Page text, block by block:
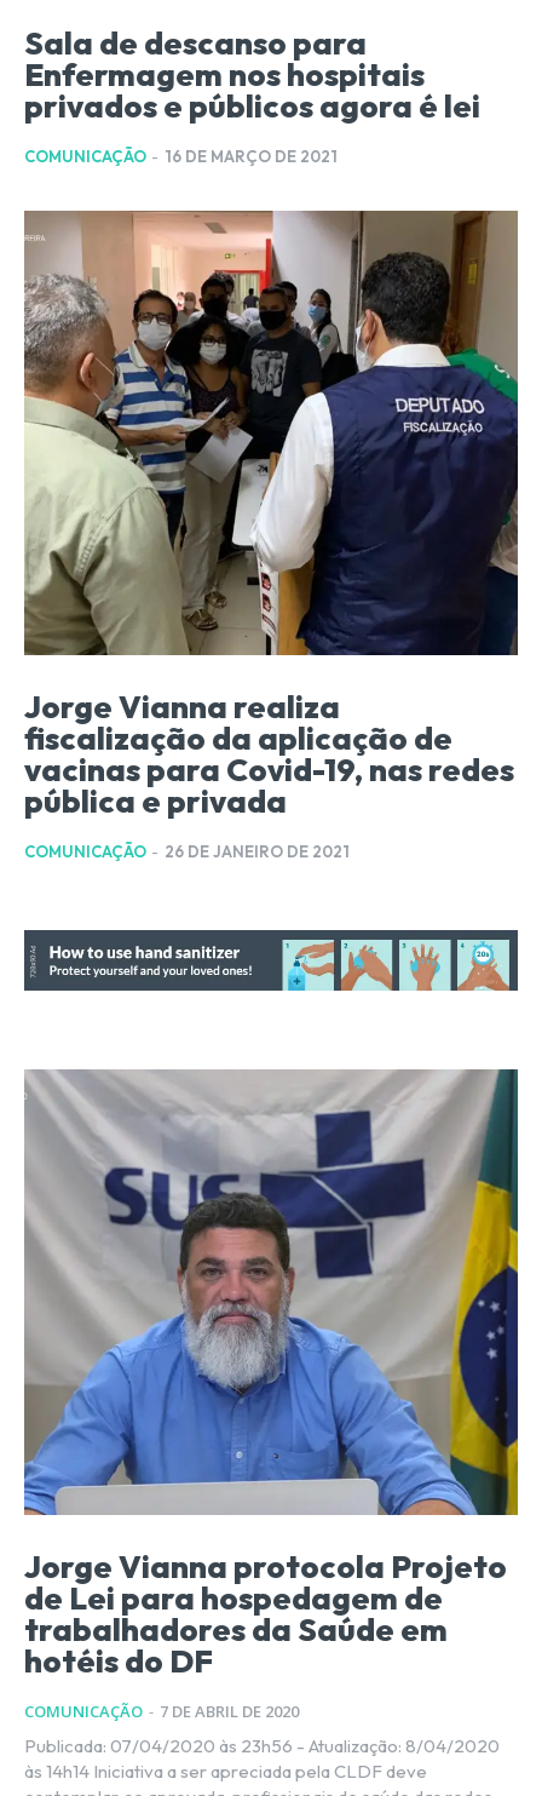
Sala de descanso para
Enfermagem nos hospitais
privados e públicos agora é lei
COMUNICAÇÃO - 16 DE MARÇO DE 2021
Jorge Vianna realiza
fiscalização da aplicação de
vacinas para Covid-19, nas redes
pública e privada
COMUNICAÇÃO - 26 DE JANEIRO DE 2021
Jorge Vianna protocola Projeto
de Lei para hospedagem de
trabalhadores da Saúde em
hotéis do DF
COMUNICAÇÃO - 7 DE ABRIL DE 2020
Publicada: 07/04/2020 às 23h56 - Atualização: 8/04/2020
às 14h14 Iniciativa a ser apreciada pela CLDF deve